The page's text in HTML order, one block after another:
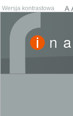
Wersja kontrastowa